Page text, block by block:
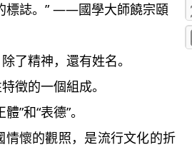
誌。” ——國學大師饒宗頤
精神，還有姓名。
的一個組成。
和“表德”。
懷的觀照，是流行文化的折